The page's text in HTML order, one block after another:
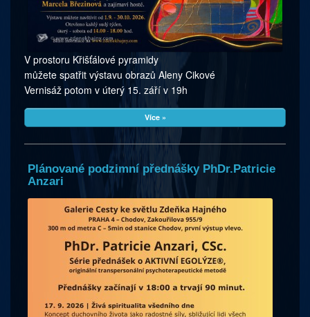
V prostoru Křišťálové pyramidy
můžete spatřit výstavu obrazů Aleny Cikové
Vernisáž potom v úterý 15. září v 19h
Více »
Plánované podzimní přednášky PhDr.Patricie
Anzari